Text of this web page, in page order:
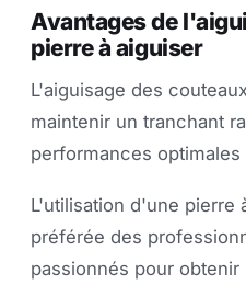
Avantages de
pierre à aiguiser
L'aiguisage des
maintenir un tranchant
performances
L'utilisation d'une pierre
préférée des
passionnés pour